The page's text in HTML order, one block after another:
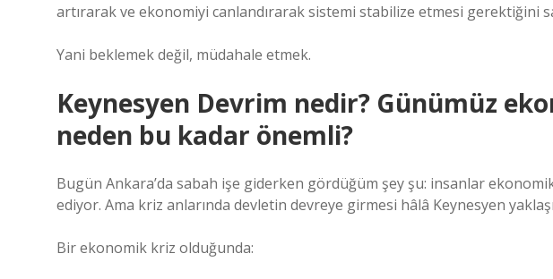
artırarak ve ekonomiyi canlandırarak sistemi stabilize etmesi gerektiğini
Yani beklemek değil, müdahale etmek.
Keynesyen Devrim nedir? Günümüz
neden bu kadar önemli?
Bugün Ankara’da sabah işe giderken gördüğüm şey şu: insanlar
ediyor. Ama kriz anlarında devletin devreye girmesi hâlâ Keynesyen
Bir ekonomik kriz olduğunda: